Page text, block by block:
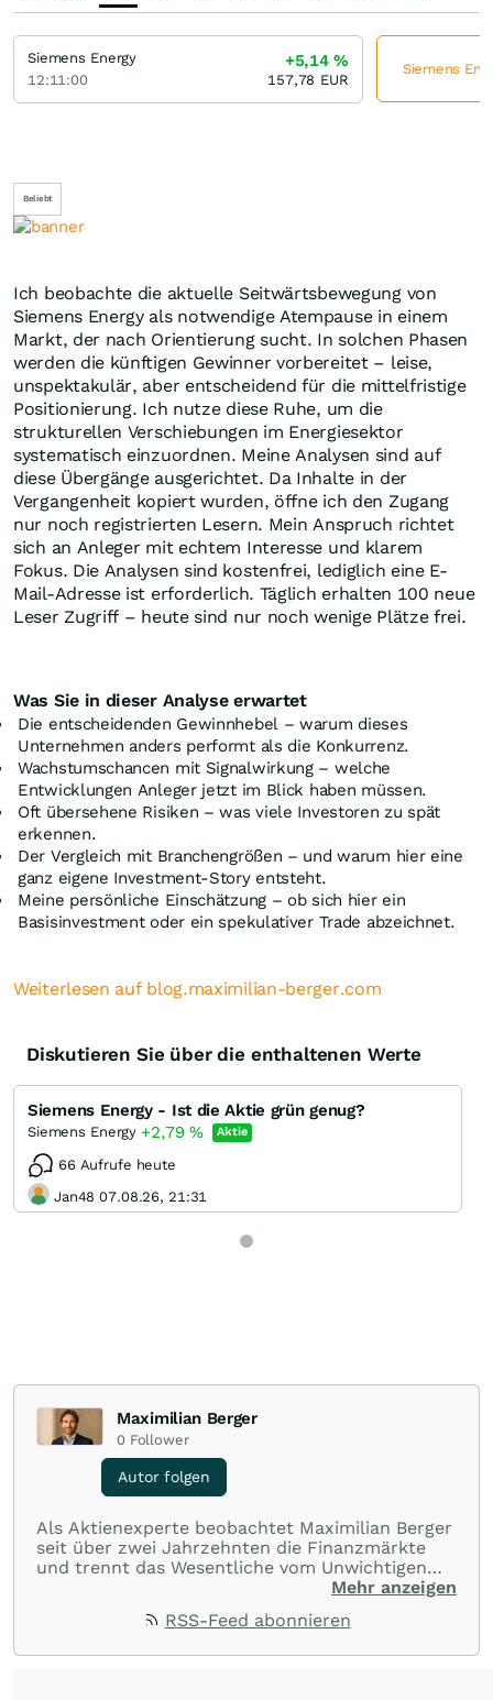
Beliebt
Ich beobachte die aktuelle Seitwärtsbewegung von
Siemens Energy als notwendige Atempause in einem
Markt, der nach Orientierung sucht. In solchen Phasen
werden die künftigen Gewinner vorbereitet – leise,
unspektakulär, aber entscheidend für die mittelfristige
Positionierung. Ich nutze diese Ruhe, um die
strukturellen Verschiebungen im Energiesektor
systematisch einzuordnen. Meine Analysen sind auf
diese Übergänge ausgerichtet. Da Inhalte in der
Vergangenheit kopiert wurden, öffne ich den Zugang
nur noch registrierten Lesern. Mein Anspruch richtet
sich an Anleger mit echtem Interesse und klarem
Fokus. Die Analysen sind kostenfrei, lediglich eine E-
Mail-Adresse ist erforderlich. Täglich erhalten 100 neue
Leser Zugriff – heute sind nur noch wenige Plätze frei.
Was Sie in dieser Analyse erwartet
Die entscheidenden Gewinnhebel – warum dieses
Unternehmen anders performt als die Konkurrenz.
Wachstumschancen mit Signalwirkung – welche
Entwicklungen Anleger jetzt im Blick haben müssen.
Oft übersehene Risiken – was viele Investoren zu spät
erkennen.
Der Vergleich mit Branchengrößen – und warum hier eine
ganz eigene Investment-Story entsteht.
Meine persönliche Einschätzung – ob sich hier ein
Basisinvestment oder ein spekulativer Trade abzeichnet.
Weiterlesen auf blog.maximilian-berger.com
Diskutieren Sie über die enthaltenen Werte
Siemens Energy - Ist die Aktie grün genug?
Siemens Energy +2,79% Aktie
66 Aufrufe heute
Jan48 07.08.26, 21:31
Maximilian Berger
0 Follower
Autor folgen
Als Aktienexperte beobachtet Maximilian Berger
seit über zwei Jahrzehnten die Finanzmärkte
und trennt das Wesentliche vom Unwichtigen
und liefert wöchentlich klare, unabhängige
und Renditen liefern.
Mehr anzeigen
RSS-Feed abonnieren
Siemens Energy
12:11:00
+5,14%
157,78 EUR
Siemens